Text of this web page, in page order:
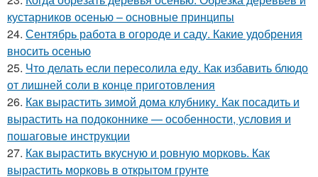
кустарников осенью – основные принципы
24. Сентябрь работа в огороде и саду. Какие удобрения
вносить осенью
25. Что делать если пересолила еду. Как избавить блюдо
от лишней соли в конце приготовления
26. Как вырастить зимой дома клубнику. Как посадить и
вырастить на подоконнике — особенности, условия и
пошаговые инструкции
27. Как вырастить вкусную и ровную морковь. Как
вырастить морковь в открытом грунте